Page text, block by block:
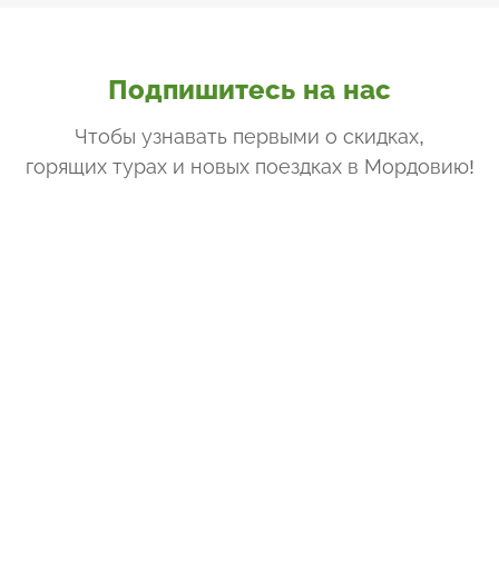
Подпишитесь на нас
Чтобы узнавать первыми о скидках,
горящих турах и новых поездкахв Мордовию!